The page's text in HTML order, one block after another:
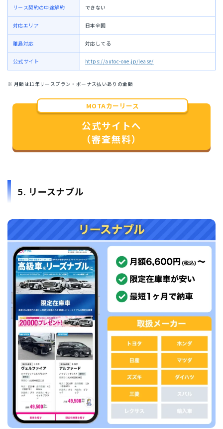
リース契約の中途解約 できない
対応エリア 日本全国
離島対応 対応してる
公式サイト https://autoc-one.jp/lease/
※ 月額は11年リースプラン・ボーナス払いありの金額
MOTAカーリース
公式サイトへ
（審査無料）
5. リースナブル